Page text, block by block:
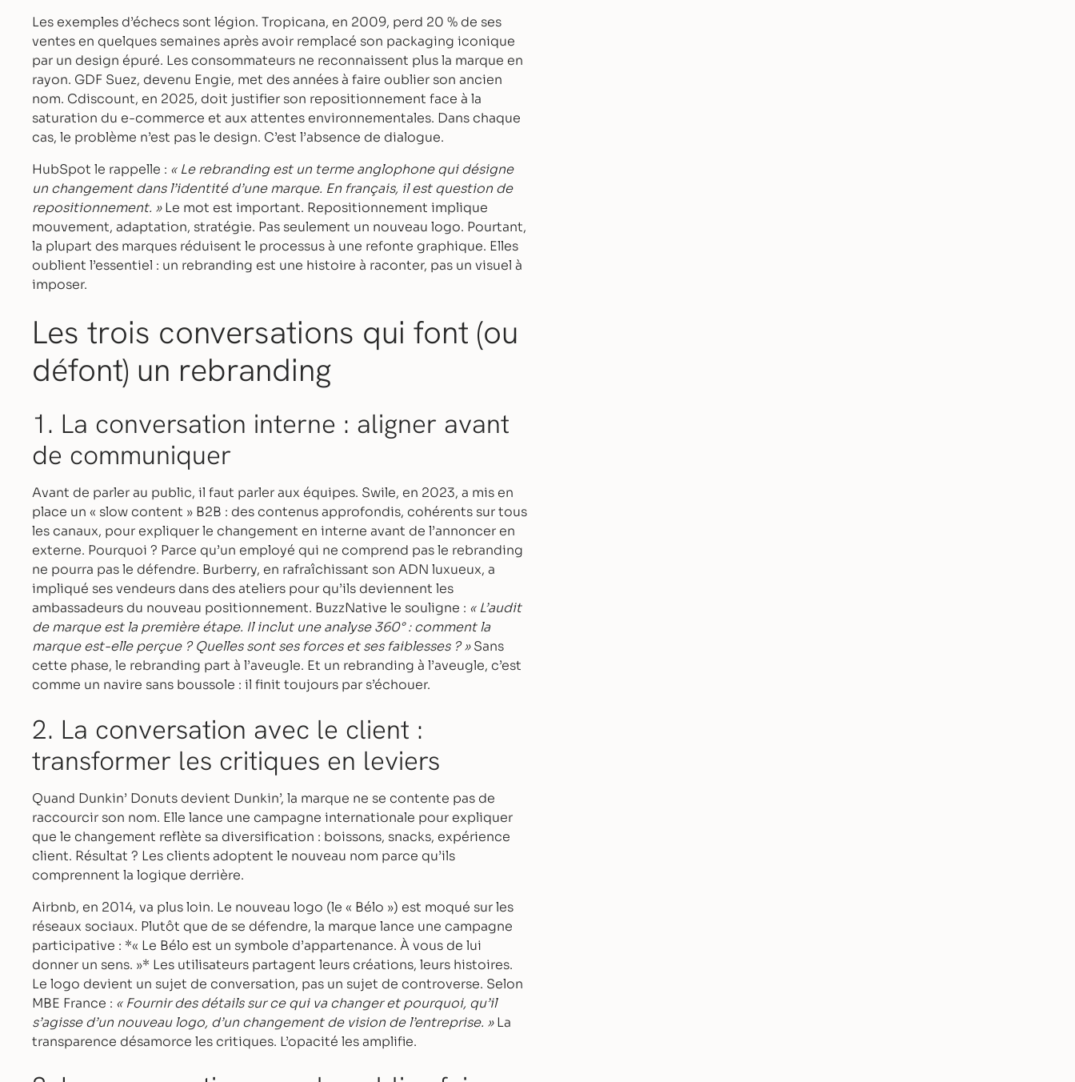
Les exemples d’échecs sont légion. Tropicana, en 2009, perd 20 % de ses
ventes en quelques semaines après avoir remplacé son packaging iconique
par un design épuré. Les consommateurs ne reconnaissent plus la marque en
rayon. GDF Suez, devenu Engie, met des années à faire oublier son ancien
nom. Cdiscount, en 2025, doit justifier son repositionnement face à la
saturation du e-commerce et aux attentes environnementales. Dans chaque
cas, le problème n’est pas le design. C’est l’absence de dialogue.
HubSpot le rappelle : « Le rebranding est un terme anglophone qui désigne
un changement dans l’identité d’une marque. En français, il est question de
repositionnement. »Le mot est important. Repositionnement implique
mouvement, adaptation, stratégie. Pas seulement un nouveau logo. Pourtant,
la plupart des marques réduisent le processus à une refonte graphique. Elles
oublient l’essentiel : un rebranding est une histoire à raconter, pas un visuel à
imposer.
Les trois conversations qui font (ou
défont) un rebranding
1. La conversation interne : aligner avant
de communiquer
Avant de parler au public, il faut parler aux équipes. Swile, en 2023, a mis en
place un « slow content » B2B : des contenus approfondis, cohérents sur tous
les canaux, pour expliquer le changement en interne avant de l’annoncer en
externe. Pourquoi ? Parce qu’un employé qui ne comprend pas le rebranding
ne pourra pas le défendre. Burberry, en rafraîchissant son ADN luxueux, a
impliqué ses vendeurs dans des ateliers pour qu’ils deviennent les
ambassadeurs du nouveau positionnement. BuzzNative le souligne : « L’audit
de marque est la première étape. Il inclut une analyse 360° : comment la
marque est-elle perçue ? Quelles sont ses forces et ses faiblesses ? »Sans
cette phase, le rebranding part à l’aveugle. Et un rebranding à l’aveugle, c’est
comme un navire sans boussole : il finit toujours par s’échouer.
2. La conversation avec le client :
transformer les critiques en leviers
Quand Dunkin’ Donuts devient Dunkin’, la marque ne se contente pas de
raccourcir son nom. Elle lance une campagne internationale pour expliquer
que le changement reflète sa diversification : boissons, snacks, expérience
client. Résultat ? Les clients adoptent le nouveau nom parce qu’ils
comprennent la logique derrière.
Airbnb, en 2014, va plus loin. Le nouveau logo (le « Bélo ») est moqué sur les
réseaux sociaux. Plutôt que de se défendre, la marque lance une campagne
participative : *« Le Bélo est un symbole d’appartenance. À vous de lui
donner un sens. »* Les utilisateurs partagent leurs créations, leurs histoires.
Le logo devient un sujet de conversation, pas un sujet de controverse. Selon
MBE France : « Fournir des détails sur ce qui va changer et pourquoi, qu’il
s’agisse d’un nouveau logo, d’un changement de vision de l’entreprise. »La
transparence désamorce les critiques. L’opacité les amplifie.